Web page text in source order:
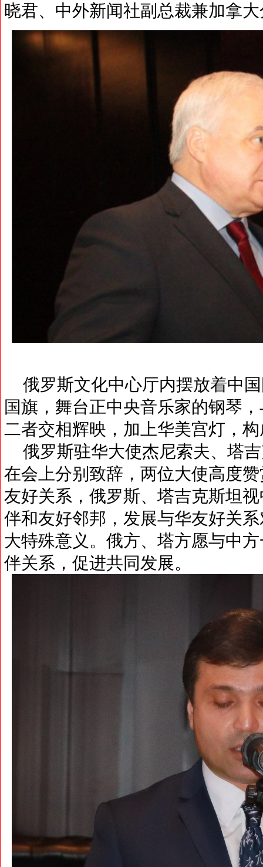
晓君、中外新闻社副总裁兼加拿
俄罗斯文化中心厅内摆放着中
国旗，舞台正中央音乐家的钢琴
二者交相辉映，加上华美宫灯，
俄罗斯驻华大使杰尼索夫、塔
在会上分别致辞，两位大使高度
友好关系，俄罗斯、塔吉克斯坦
伴和友好邻邦，发展与华友好关
大特殊意义。俄方、塔方愿与中
伴关系，促进共同发展。